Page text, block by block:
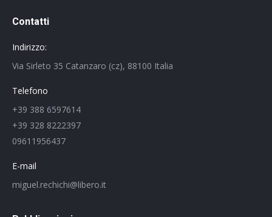
Contatti
Indirizzo:
Via Sirleto 35 Catanzaro (cz), 88100 Italia
Telefono
+39 388 6597614
+39 328 8222397
09611956437
E-mail
miguel.rechichi@libero.it